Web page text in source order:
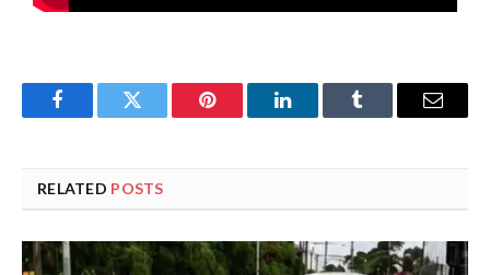
FacebookTwitter Pinterest LinkedInTumblr Email
RELATED POSTS